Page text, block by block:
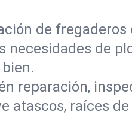
de
necesidades de
reparación,
atascos, raíces